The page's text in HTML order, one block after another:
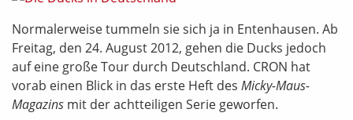
Normalerweise tummeln sie sich ja in Entenhausen. Ab
Freitag, den 24. August 2012, gehen die Ducks jedoch
auf eine große Tour durch Deutschland. CRON hat
vorab einen Blick in das erste Heft des Micky-Maus-
Magazins mit der achtteiligen Serie geworfen.